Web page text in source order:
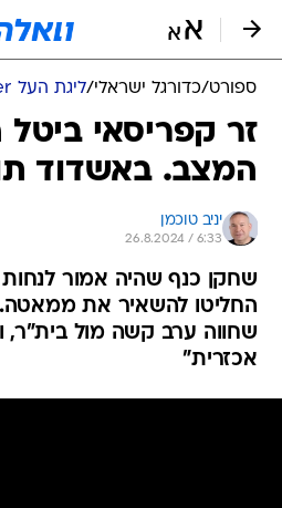
ספורט/כדורגל ישראלי/ליגת העל Winner
זר קפריסאי
המצב. באשדוד
יניב טוכמן
26.8.2024 / 6:33
שחקן כנף שהיה אמור לנחות
החליטו להשאיר את ממאטה.
שחווה ערב קשה מול בית"ר,
אכזרית"